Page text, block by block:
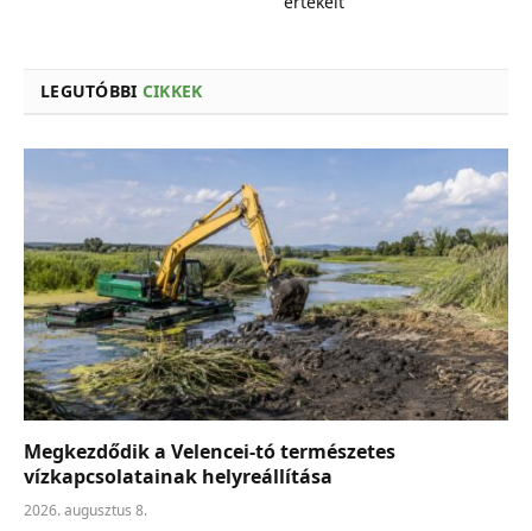
LEGUTÓBBI CIKKEK
Megkezdődik a Velencei-tó természetes
vízkapcsolatainak helyreállítása
2026. augusztus 8.